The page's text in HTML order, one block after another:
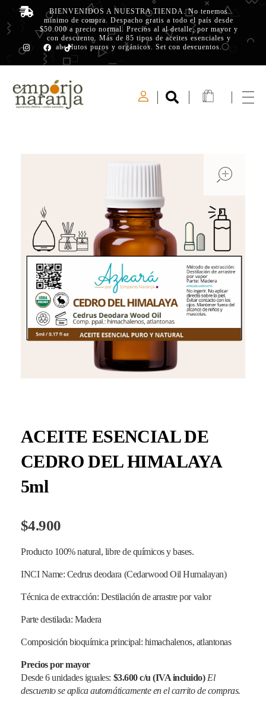
BIENVENIDOS A NUESTRA TIENDA. No tenemos
mínimo de compra. Despacho gratis a todo el país desde
$50.000 a precio normal. Precios al al detalle, por mayor y
con descuento. Más de 85 tipos de aceites esenciales y
absolutos puros y orgánicos. Set con descuentos.
ACEITE ESENCIAL DE
CEDRO DEL HIMALAYA
5ml
$4.900
Producto 100% natural, libre de químicos y bases.
INCI Name: Cedrus deodara (Cedarwood Oil Humalayan)
Técnica de extracción: Destilación de arrastre por valor
Parte destilada: Madera
Composición bioquímica principal: himachalenos, atlantonas
Precios por mayor
Desde 6 unidades iguales: $3.600 c/u (IVA incluido) El
descuento se aplica automáticamente en el carrito de compras.